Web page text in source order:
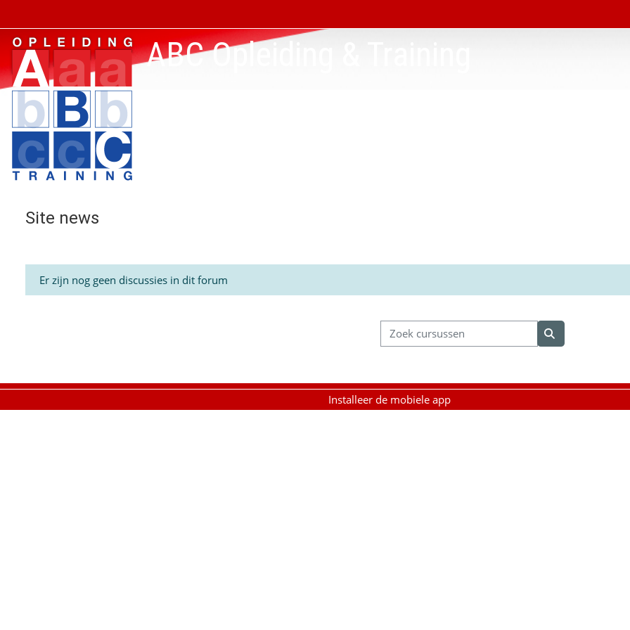
ABC Opleiding & Training
Site news
Er zijn nog geen discussies in dit forum
Zoek cursussen
Zoek cursussen
Installeer de mobiele app